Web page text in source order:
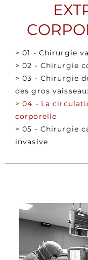
> 01 - Chirurgie
> 02 - Chirurgie
> 03 - Chirurgie
des gros
> 04 - La
corporelle
> 05 - Chirurgie
invasive